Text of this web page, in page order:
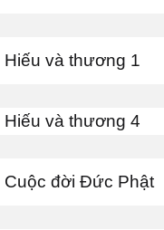
Hiếu và thương 1
Hiếu và thương 4
Cuộc đời Đức Phật